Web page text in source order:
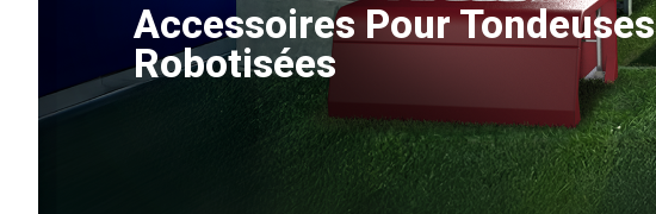
Accessoires Pour Tondeuses
Robotisées